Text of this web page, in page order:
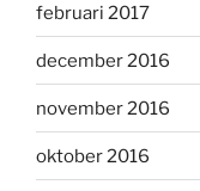
februari 2017
december 2016
november 2016
oktober 2016